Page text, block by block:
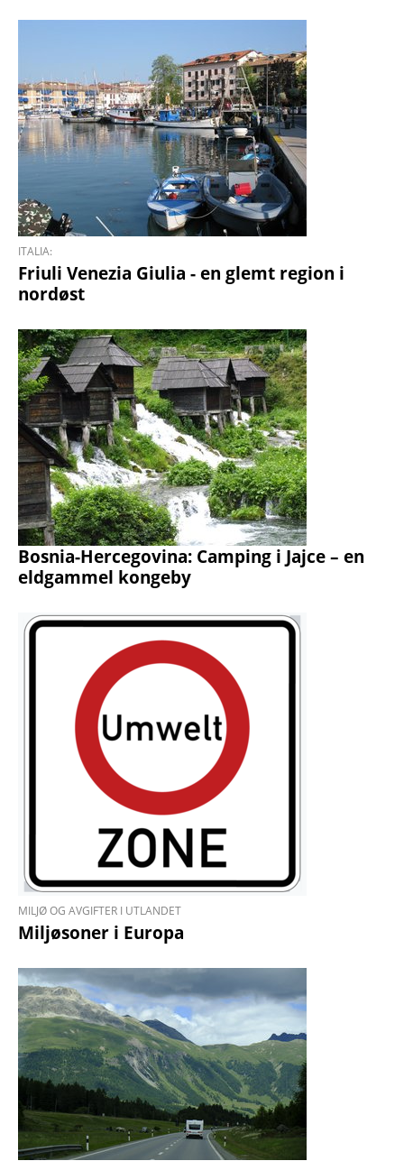
ITALIA:
Friuli Venezia Giulia - en glemt region i
nordøst
Bosnia-Hercegovina: Camping i Jajce – en
eldgammel kongeby
MILJØ OG AVGIFTER I UTLANDET
Miljøsoner i Europa